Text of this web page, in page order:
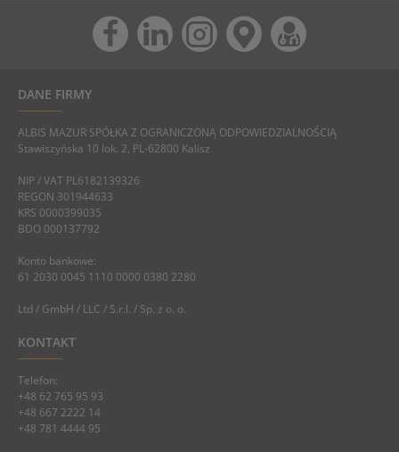
DANE FIRMY
ALBIS MAZUR SPÓŁKA Z OGRANICZONĄ ODPOWIEDZIALNOŚCIĄ
Stawiszyńska 10 lok. 2, PL-62800 Kalisz
NIP / VAT PL6182139326
REGON 301944633
KRS 0000399035
BDO 000137792
Konto bankowe:
61 2030 0045 1110 0000 0380 2280
Ltd / GmbH / LLC / S.r.l. / Sp. z o. o.
KONTAKT
Telefon:
+48 62 765 95 93
+48 667 2222 14
+48 781 4444 95